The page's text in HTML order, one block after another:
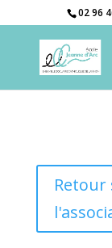
02 96
Retour